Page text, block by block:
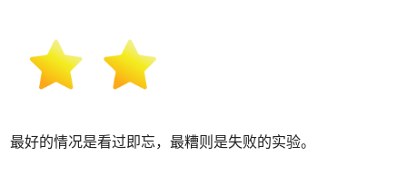
最好的情况是看过即忘，最糟则是失败的实验。